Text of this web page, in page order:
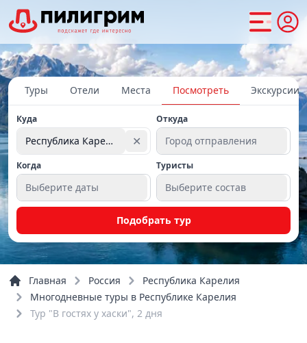
Туры Отели Места Посмотреть Экскурсии
Куда
Республика Карелия ✕
Откуда
Город отправления
Когда
Выберите даты
Туристы
Выберите состав
Подобрать тур
Главная Россия
Республика Карелия
Многодневные туры в Республике Карелия
Тур "В гостях у хаски", 2 дня